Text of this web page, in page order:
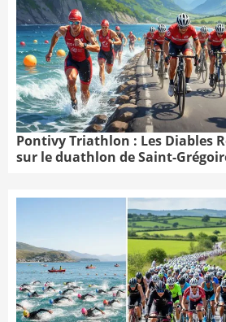
Pontivy Triathlon : Les Diables
sur le duathlon de Saint-